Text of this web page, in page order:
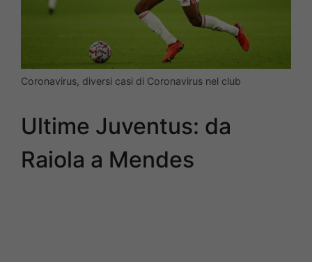
Coronavirus, diversi casi di Coronavirus nel club
Ultime Juventus: da
Raiola a Mendes